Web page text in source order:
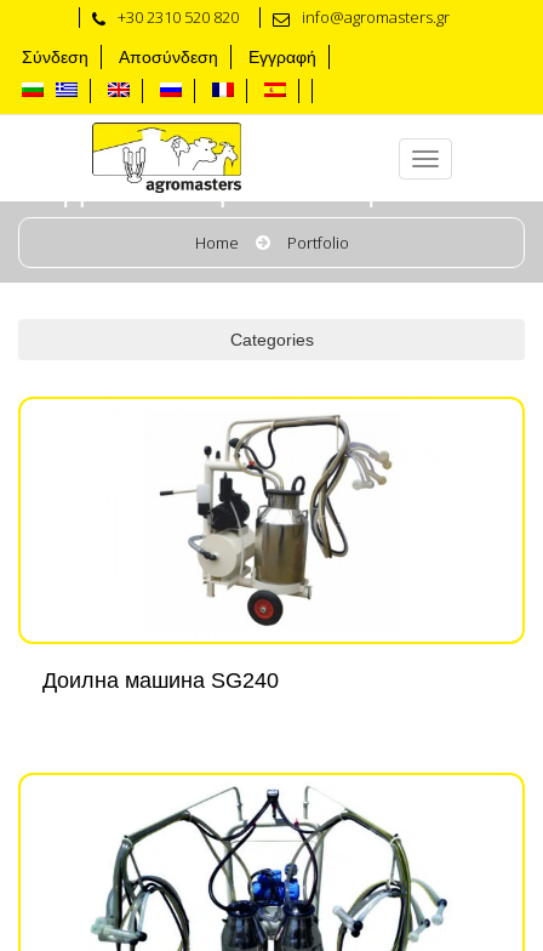
+30 2310 520 820 info@agromasters.gr
Σύνδεση Αποσύνδεση Εγγραφή
Доилни апарати за овце и кози
Home Portfolio
Categories
Доилна машина SG240